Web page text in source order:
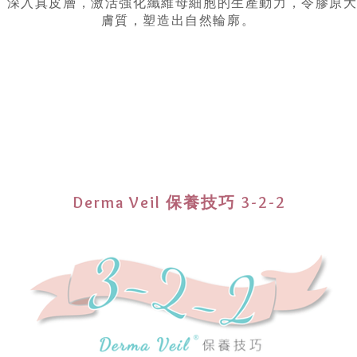
膚質，塑造出自然輪廓。
Derma Veil 保養技巧 3-2-2